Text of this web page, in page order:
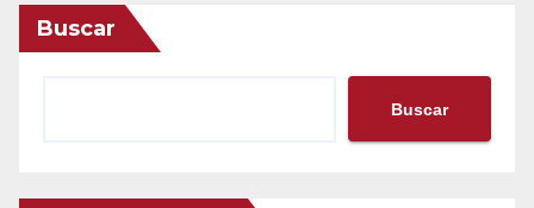
Buscar
Buscar